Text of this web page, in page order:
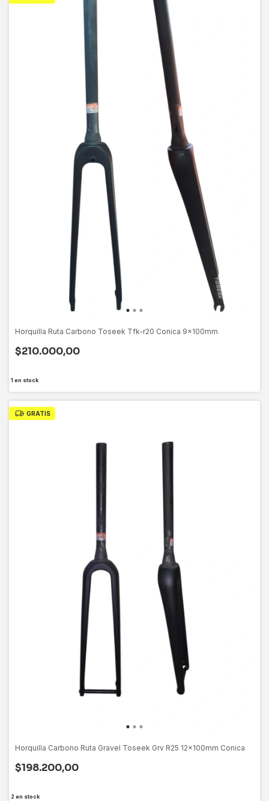
Horquilla Ruta Carbono Toseek Tfk-r20 Conica 9x100mm
$210.000,00
1 en stock
GRATIS
Horquilla Carbono Ruta Gravel Toseek Grv R25 12x100mm Conica
$198.200,00
2 en stock